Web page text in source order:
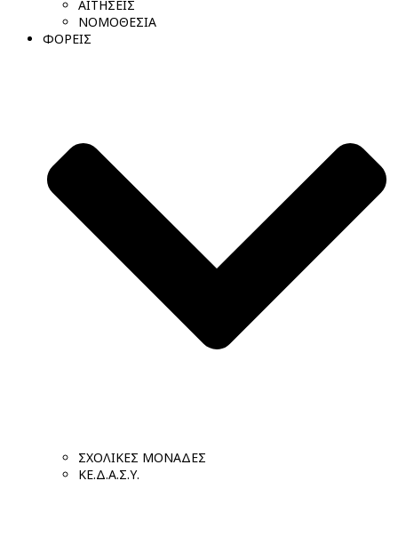
ΑΙΤΗΣΕΙΣ
ΝΟΜΟΘΕΣΙΑ
ΦΟΡΕΙΣ
ΣΧΟΛΙΚΕΣ ΜΟΝΑΔΕΣ
ΚΕ.Δ.Α.Σ.Υ.